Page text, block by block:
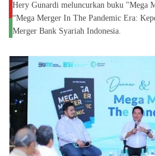
Hery Gunardi meluncurkan buku "Mega
“Mega Merger In The Pandemic Era:
Merger Bank Syariah Indonesia.
chevron_left